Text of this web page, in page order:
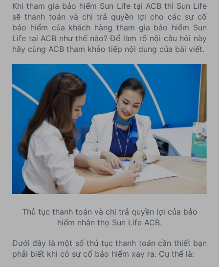
Khi tham gia bảo hiểm Sun Life tại ACB thì Sun Life
sẽ thanh toán và chi trả quyền lợi cho các sự cố
bảo hiểm của khách hàng tham gia bảo hiểm Sun
Life tại ACB như thế nào? Để làm rõ nội câu hỏi này
hãy cùng ACB tham khảo tiếp nội dung của bài viết.
Thủ tục thanh toán và chi trả quyền lợi của bảo
hiểm nhân thọ Sun Life ACB.
Dưới đây là một số thủ tục thanh toán cần thiết bạn
phải biết khi có sự cố bảo hiểm xay ra. Cụ thể là: